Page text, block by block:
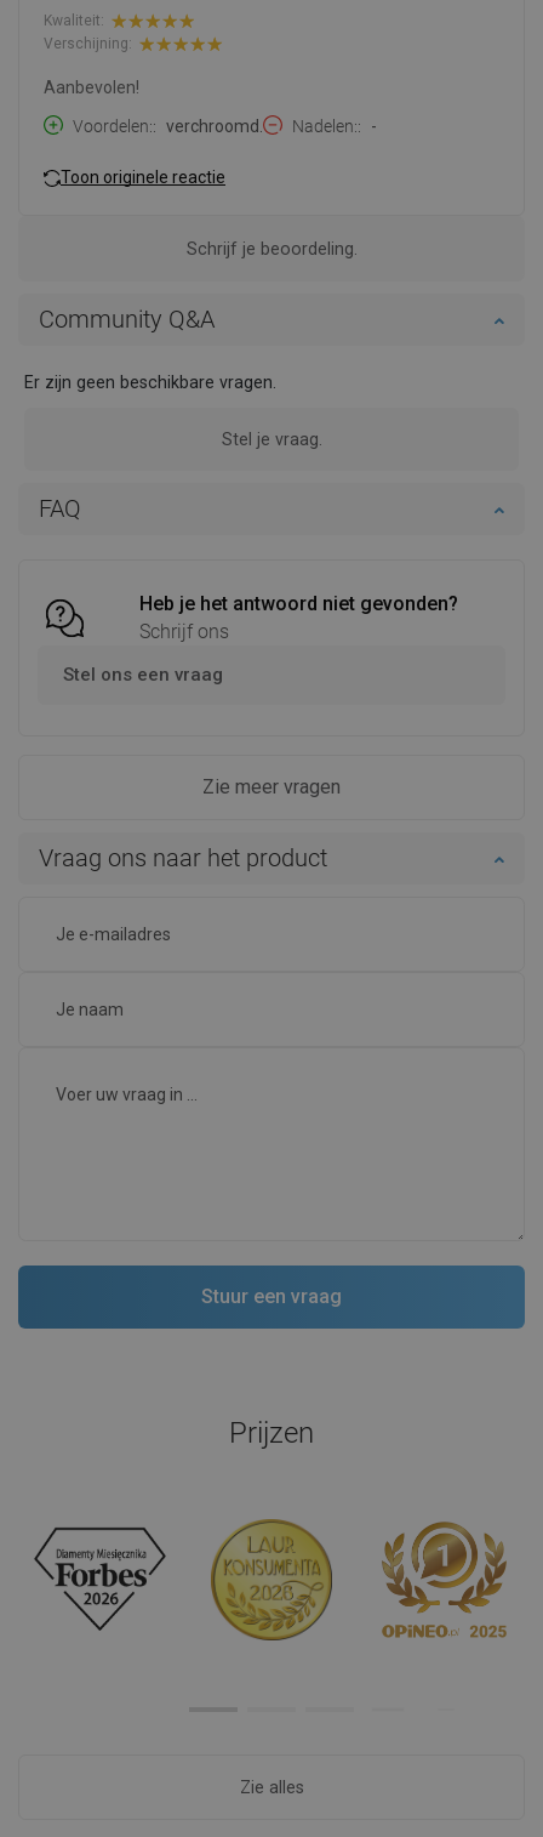
FAQ
Heb je het antwoord niet gevonden?
Schrijf ons
Stel ons een vraag
Zie meer vragen
Kwaliteit:
Verschijning:
Aanbevolen!
Voordelen:
verchroomd. Nadelen: -
Toon originele reactie
Schrijf je beoordeling.
Community Q&A
Er zijn geen beschikbare vragen.
Stel je vraag.
Vraag ons naar het product
Prijzen
Zie alles